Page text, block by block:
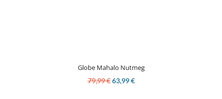
Globe Mahalo Nutmeg
79,99 € 63,99 €